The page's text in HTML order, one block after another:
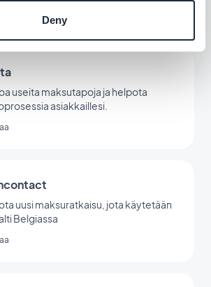
Deny
useita maksutapoja ja helpota
asiakkaillesi.
uusi maksuratkaisu, jota käytetään
Belgiassa